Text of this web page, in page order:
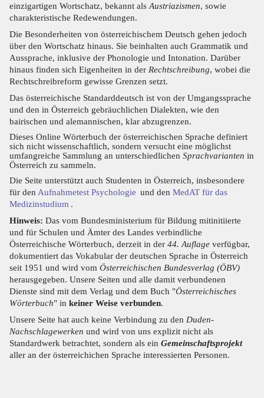
einzigartigen Wortschatz, bekannt alsAustriazismen, sowie
charakteristische Redewendungen.
Die Besonderheiten von österreichischem Deutsch gehen jedoch
über den Wortschatz hinaus. Sie beinhalten auch Grammatik und
Aussprache, inklusive der Phonologie und Intonation. Darüber
hinaus finden sich Eigenheiten in der Rechtschreibung, wobei die
Rechtschreibreform gewisse Grenzen setzt.
Das österreichische Standarddeutsch ist von der Umgangssprache
und den in Österreich gebräuchlichen Dialekten, wie den
bairischen und alemannischen, klar abzugrenzen.
Dieses Online Wörterbuch der österreichischen Sprache definiert
sich nicht wissenschaftlich, sondern versucht eine möglichst
umfangreiche Sammlung an unterschiedlichen Sprachvarianten in
Österreich zu sammeln.
Die Seite unterstützt auch Studenten in Österreich, insbesondere
für den Aufnahmetest Psychologie und den MedAT für das
Medizinstudium .
Hinweis: Das vom Bundesministerium für Bildung mitinitiierte
und für Schulen und Ämter des Landes verbindliche
Österreichische Wörterbuch, derzeit in der 44. Auflage verfügbar,
dokumentiert das Vokabular der deutschen Sprache in Österreich
seit 1951 und wird vom Österreichischen Bundesverlag (ÖBV)
herausgegeben. Unsere Seiten und alle damit verbundenen
Dienste sind mit dem Verlag und dem Buch "Österreichisches
Wörterbuch" in keiner Weise verbunden.
Unsere Seite hat auch keine Verbindung zu den Duden-
Nachschlagewerken und wird von uns explizit nicht als
Standardwerk betrachtet, sondern als ein Gemeinschaftsprojekt
aller an der österreichichen Sprache interessierten Personen.